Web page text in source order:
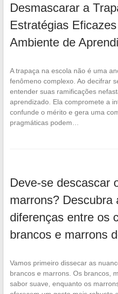
Desmascarar a
Estratégias
Ambiente de
A trapaça na escola não é uma
fenômeno complexo. Ao decifrar
entender suas ramificações
aprendizado. Ela compromete a
confunde o mérito e gera uma
pragmáticas podem…
Deve-se descascar
marrons? Descubra
diferenças entre os
brancos e marrons
Vamos primeiro dissecar as
brancos e marrons. Os brancos,
sabor suave, enquanto os